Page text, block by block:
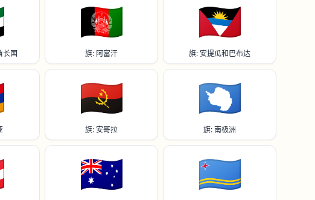
长国
🇦🇫
旗: 阿富汗
🇦🇬
旗: 安提瓜和巴布达
🇦🇴
旗: 安哥拉
🇦🇶
旗: 南极洲
🇦🇺 🇦🇼